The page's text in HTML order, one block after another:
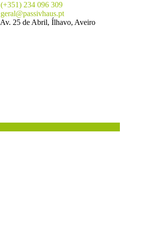
(+351) 234 096 309
geral@passivhaus.pt
Av. 25 de Abril, Ílhavo, Aveiro